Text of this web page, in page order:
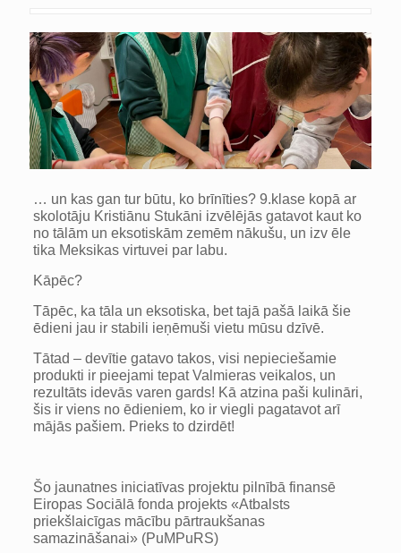
… un kas gan tur būtu, ko brīnīties? 9.klase kopā ar
skolotāju Kristiānu Stukāni izvēlējās gatavot kaut ko
no tālām un eksotiskām zemēm nākušu, un izv ēle
tika Meksikas virtuvei par labu.
Kāpēc?
Tāpēc, ka tāla un eksotiska, bet tajā pašā laikā šie
ēdieni jau ir stabili ieņēmuši vietu mūsu dzīvē.
Tātad – devītie gatavo takos, visi nepieciešamie
produkti ir pieejami tepat Valmieras veikalos, un
rezultāts idevās varen gards! Kā atzina paši kulināri,
šis ir viens no ēdieniem, ko ir viegli pagatavot arī
mājās pašiem. Prieks to dzirdēt!
Šo jaunatnes iniciatīvas projektu pilnībā finansē
Eiropas Sociālā fonda projekts «Atbalsts
priekšlaicīgas mācību pārtraukšanas
samazināšanai» (PuMPuRS)